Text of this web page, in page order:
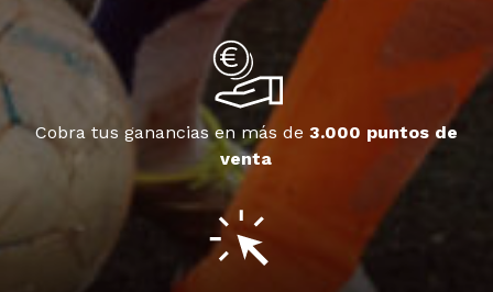
Cobra tus ganancias en más de 3.000 puntos de
venta